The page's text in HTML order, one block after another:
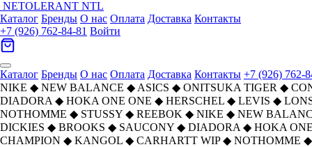
NETOLERANT NTL
Каталог Бренды О нас Оплата Доставка Контакты
+7 (926) 762-84-81 Войти
Каталог Бренды О нас Оплата Доставка Контакты +7 (926) 762-
NIKE ◆ NEW BALANCE ◆ ASICS ◆ ONITSUKA TIGER ◆
DIADORA ◆ HOKA ONE ONE ◆ HERSCHEL ◆ LEVIS ◆
NOTHOMME ◆ STUSSY ◆ REEBOK ◆ NIKE ◆ NEW
DICKIES ◆ BROOKS ◆ SAUCONY ◆ DIADORA ◆ HOKA
CHAMPION ◆ KANGOL ◆ CARHARTT WIP ◆ NOTHOMME ◆